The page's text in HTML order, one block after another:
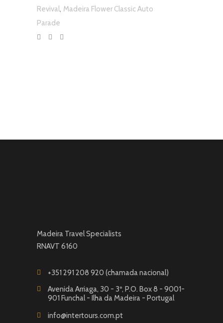
Revival , Madeira Flower Classic Auto
Parade
Madeira Travel Specialists
RNAVT 6160
+351 291 208 920 (chamada nacional)
Avenida Arriaga, 30 - 3º, P.O. Box 8 - 9001-
901 Funchal - Ilha da Madeira - Portugal
info@intertours.com.pt